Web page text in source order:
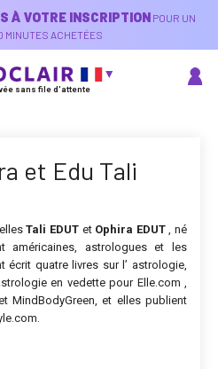
À VOTRE INSCRIPTION POUR UN
MINUTES ACHETÉES
sans file d'attente
et Edu Tali
Tali EDUT et Ophira EDUT, né
américaines, astrologues et les
écrit quatre livres sur l’ astrologie,
en vedette pour Elle.com ,
MindBodyGreen, et elles publient